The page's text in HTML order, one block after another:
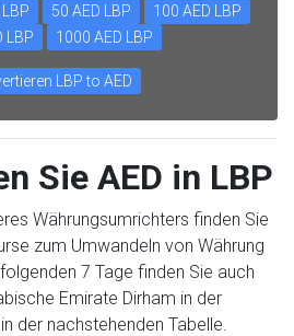
50 AED LBP
100 AED LBP
LBP
1000 AED LBP
LBP to AED
Sie AED in LBP
Währungsumrichters finden Sie
zum Umwandeln von Währung
7 Tage finden Sie auch
Emirate Dirham in der
der nachstehenden Tabelle.